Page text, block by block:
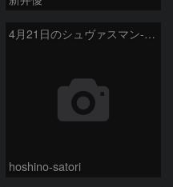
4月21日のシュヴァスマン-ヴァハマン第1彗星（Schwassmann-Wachmann 1）
hoshino-satori